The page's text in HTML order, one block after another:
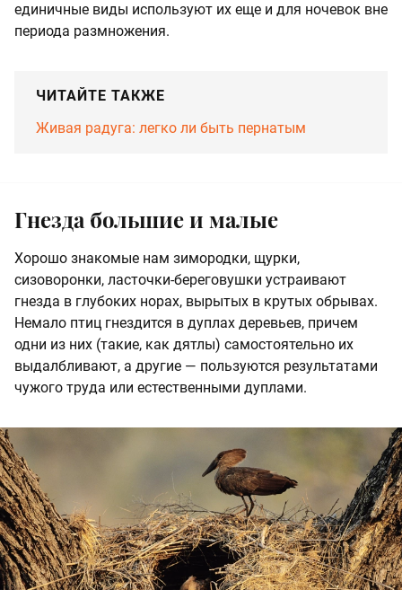
единичные виды используют их еще и для ночевок вне
периода размножения.
ЧИТАЙТЕ ТАКЖЕ
Живая радуга: легко ли быть пернатым
Гнезда большие и малые
Хорошо знакомые нам зимородки, щурки,
сизоворонки, ласточки-береговушки устраивают
гнезда в глубоких норах, вырытых в крутых обрывах.
Немало птиц гнездится в дуплах деревьев, причем
одни из них (такие, как дятлы) самостоятельно их
выдалбливают, а другие — пользуются результатами
чужого труда или естественными дуплами.